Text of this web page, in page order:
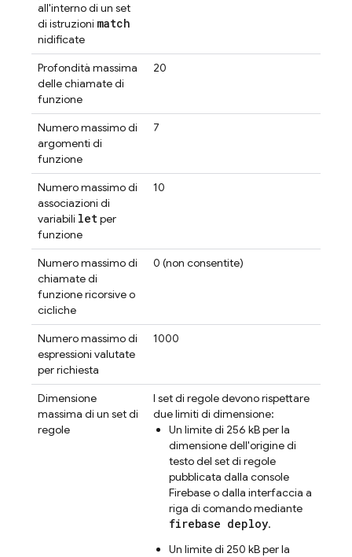
all'interno di un set
di istruzioni match
nidificate
Profondità massima
delle chiamate di
funzione
20
Numero massimo di
argomenti di
funzione
7
Numero massimo di
associazioni di
variabili letper
funzione
10
Numero massimo di
chiamate di
funzione ricorsive o
cicliche
0 (non consentite)
Numero massimo di
espressioni valutate
per richiesta
1000
Dimensione
massima di un set di
regole
I set di regole devono rispettare
due limiti di dimensione:
Un limite di 256 kB per la
dimensione dell'origine di
testo del set di regole
pubblicata dalla console
Firebase o dalla interfaccia a
riga di comando mediante
firebase deploy.
Un limite di 250 kB per la